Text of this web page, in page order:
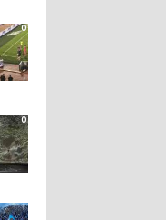
0
0
1